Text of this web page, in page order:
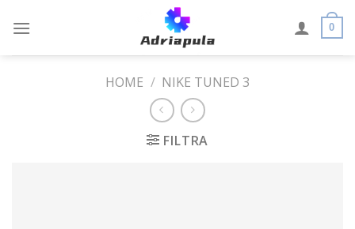
0
HOME / NIKE TUNED 3
FILTRA